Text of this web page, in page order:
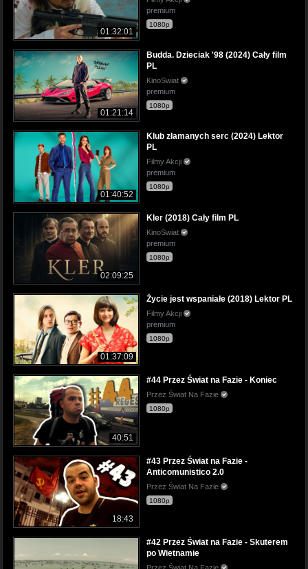
01:32:01
premium
1080p
01:21:14
Budda. Dzieciak '98 (2024) Cały film
PL
KinoSwiat
premium
1080p
01:40:52
Klub złamanych serc (2024) Lektor
PL
Filmy Akcji
premium
1080p
02:09:25
Kler (2018) Cały film PL
KinoSwiat
premium
1080p
01:37:09
Życie jest wspaniałe (2018) Lektor PL
Filmy Akcji
premium
1080p
40:51
#44 Przez Świat na Fazie - Koniec
Przez Świat Na Fazie
1080p
18:43
#43 Przez Świat na Fazie -
Anticomunistico 2.0
Przez Świat Na Fazie
1080p
#42 Przez Świat na Fazie - Skuterem
po Wietnamie